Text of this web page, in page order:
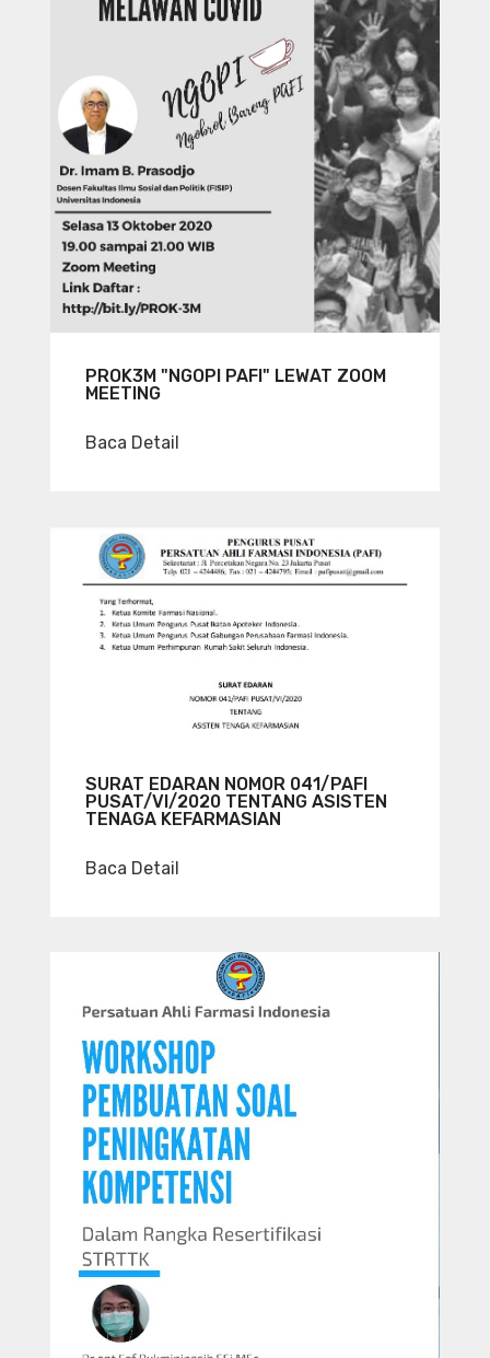
PROK3M "NGOPI PAFI" LEWAT ZOOM
MEETING
Baca Detail
SURAT EDARAN NOMOR 041/PAFI
PUSAT/VI/2020 TENTANG ASISTEN
TENAGA KEFARMASIAN
Baca Detail